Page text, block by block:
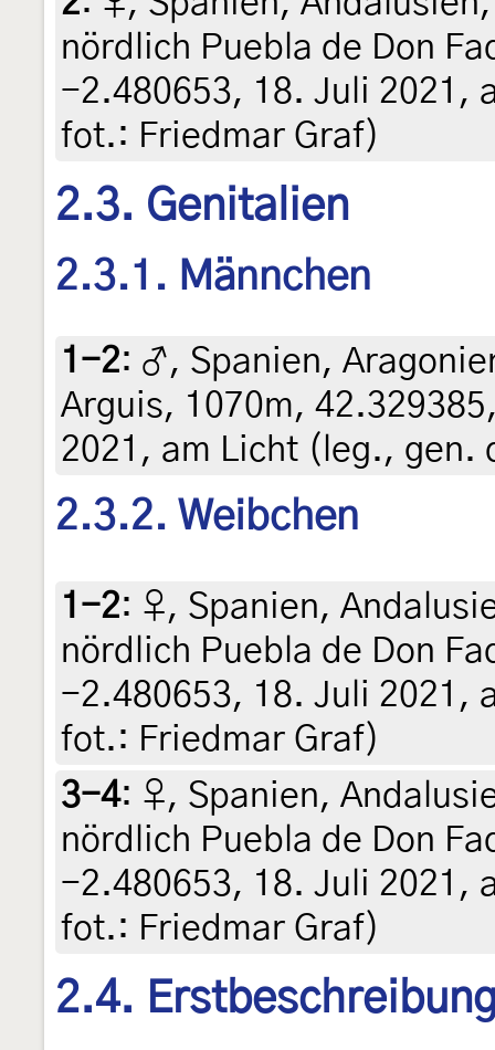
nördlich Puebla de Don
-2.480653, 18. Juli 2021,
fot.: Friedmar Graf)
2.3. Genitalien
2.3.1. Männchen
1-2: ♂, Spanien,
Arguis, 1070m,
2021, am Licht (leg., gen.
2.3.2. Weibchen
1-2: ♀, Spanien,
nördlich Puebla de Don
-2.480653, 18. Juli 2021,
fot.: Friedmar Graf)
3-4: ♀, Spanien,
nördlich Puebla de Don
-2.480653, 18. Juli 2021,
fot.: Friedmar Graf)
2.4.